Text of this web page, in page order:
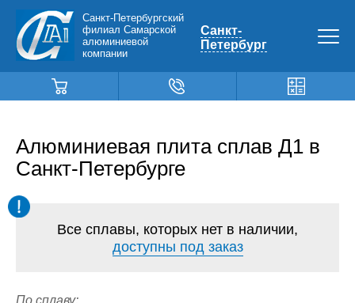
Санкт-Петербургский
филиал Самарской
алюминиевой
компании
Санкт-
Петербург
Алюминиевая плита сплав Д1 в
Санкт-Петербурге
Все сплавы, которых нет в наличии,
доступны под заказ
По сплаву: